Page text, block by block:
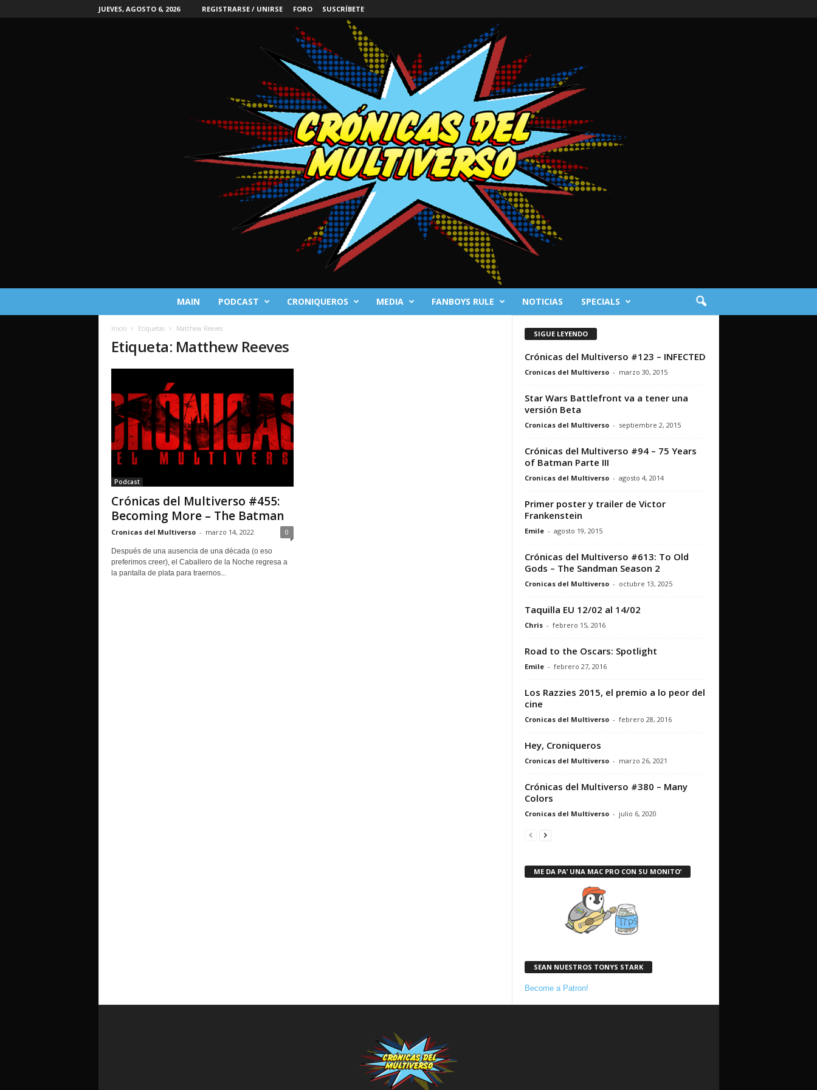
JUEVES, AGOSTO 6, 2026 REGISTRARSE / UNIRSE FORO SUSCRÍBETE
MAIN PODCAST CRONIQUEROS MEDIA FANBOYS RULE NOTICIAS SPECIALS
Inicio Etiquetas Matthew Reeves
Etiqueta: Matthew Reeves
Podcast
Crónicas del Multiverso #455:
Becoming More – The Batman
Cronicas del Multiverso - marzo 14, 2022 0
Después de una ausencia de una década (o eso
preferimos creer), el Caballero de la Noche regresa a
la pantalla de plata para traernos...
SIGUE LEYENDO
Crónicas del Multiverso #123 – INFECTED
Cronicas del Multiverso - marzo 30, 2015
Star Wars Battlefront va a tener una
versión Beta
Cronicas del Multiverso - septiembre 2, 2015
Crónicas del Multiverso #94 – 75 Years
of Batman Parte III
Cronicas del Multiverso - agosto 4, 2014
Primer poster y trailer de Victor
Frankenstein
Emile - agosto 19, 2015
Crónicas del Multiverso #613: To Old
Gods – The Sandman Season 2
Cronicas del Multiverso - octubre 13, 2025
Taquilla EU 12/02 al 14/02
Chris - febrero 15, 2016
Road to the Oscars: Spotlight
Emile - febrero 27, 2016
Los Razzies 2015, el premio a lo peor del
cine
Cronicas del Multiverso - febrero 28, 2016
Hey, Croniqueros
Cronicas del Multiverso - marzo 26, 2021
Crónicas del Multiverso #380 – Many
Colors
Cronicas del Multiverso - julio 6, 2020
ME DA PA’ UNA MAC PRO CON SU MONITO’
SEAN NUESTROS TONYS STARK
Become a Patron!